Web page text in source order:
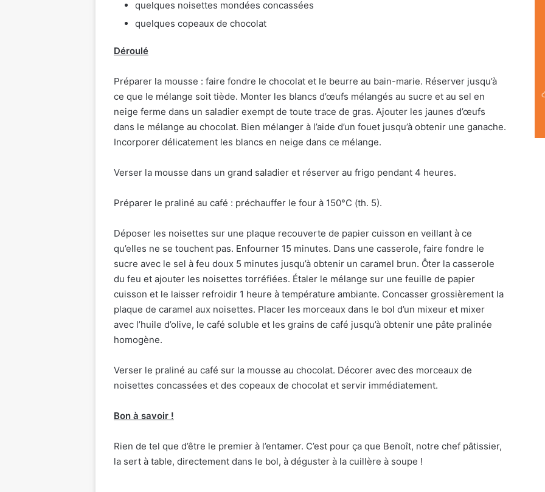
quelques noisettes mondées concassées
quelques copeaux de chocolat
Déroulé
Préparer la mousse : faire fondre le chocolat et le beurre au bain-marie. Réserver jusqu’à
ce que le mélange soit tiède. Monter les blancs d’œufs mélangés au sucre et au sel en
neige ferme dans un saladier exempt de toute trace de gras. Ajouter les jaunes d’œufs
dans le mélange au chocolat. Bien mélanger à l’aide d’un fouet jusqu’à obtenir une ganache.
Incorporer délicatement les blancs en neige dans ce mélange.
Verser la mousse dans un grand saladier et réserver au frigo pendant 4 heures.
Préparer le praliné au café : préchauffer le four à 150°C (th. 5).
Déposer les noisettes sur une plaque recouverte de papier cuisson en veillant à ce
qu’elles ne se touchent pas. Enfourner 15 minutes. Dans une casserole, faire fondre le
sucre avec le sel à feu doux 5 minutes jusqu’à obtenir un caramel brun. Ôter la casserole
du feu et ajouter les noisettes torréfiées. Étaler le mélange sur une feuille de papier
cuisson et le laisser refroidir 1 heure à température ambiante. Concasser grossièrement la
plaque de caramel aux noisettes. Placer les morceaux dans le bol d’un mixeur et mixer
avec l’huile d’olive, le café soluble et les grains de café jusqu’à obtenir une pâte pralinée
homogène.
Verser le praliné au café sur la mousse au chocolat. Décorer avec des morceaux de
noisettes concassées et des copeaux de chocolat et servir immédiatement.
Bon à savoir !
Rien de tel que d’être le premier à l’entamer. C’est pour ça que Benoît, notre chef pâtissier,
la sert à table, directement dans le bol, à déguster à la cuillère à soupe !